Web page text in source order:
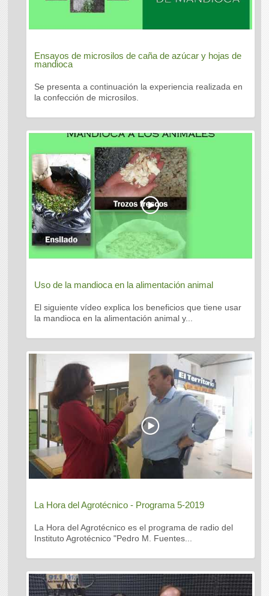
Ensayos de microsilos de caña de azúcar y hojas de
mandioca
Se presenta a continuación la experiencia realizada en
la confección de microsilos.
Uso de la mandioca en la alimentación animal
El siguiente vídeo explica los beneficios que tiene usar
la mandioca en la alimentación animal y...
La Hora del Agrotécnico - Programa 5-2019
La Hora del Agrotécnico es el programa de radio del
Instituto Agrotécnico "Pedro M. Fuentes...